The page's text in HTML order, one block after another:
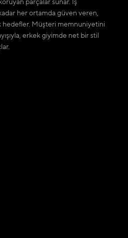
parçalar sunar. İş
her ortamda güven veren,
hedefler. Müşteri memnuniyetini
erkek giyimde net bir stil